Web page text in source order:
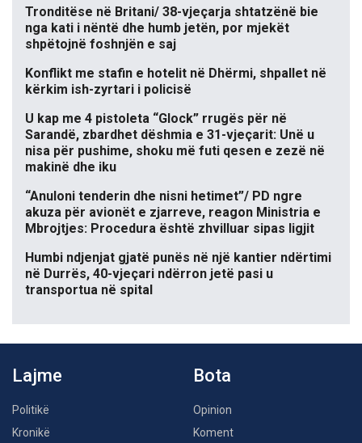
Tronditëse në Britani/ 38-vjeçarja shtatzënë bie
nga kati i nëntë dhe humb jetën, por mjekët
shpëtojnë foshnjën e saj
Konflikt me stafin e hotelit në Dhërmi, shpallet në
kërkim ish-zyrtari i policisë
U kap me 4 pistoleta “Glock” rrugës për në
Sarandë, zbardhet dëshmia e 31-vjeçarit: Unë u
nisa për pushime, shoku më futi qesen e zezë në
makinë dhe iku
“Anuloni tenderin dhe nisni hetimet”/ PD ngre
akuza për avionët e zjarreve, reagon Ministria e
Mbrojtjes: Procedura është zhvilluar sipas ligjit
Humbi ndjenjat gjatë punës në një kantier ndërtimi
në Durrës, 40-vjeçari ndërron jetë pasi u
transportua në spital
Lajme
Politikë
Kronikë
Bota
Opinion
Koment